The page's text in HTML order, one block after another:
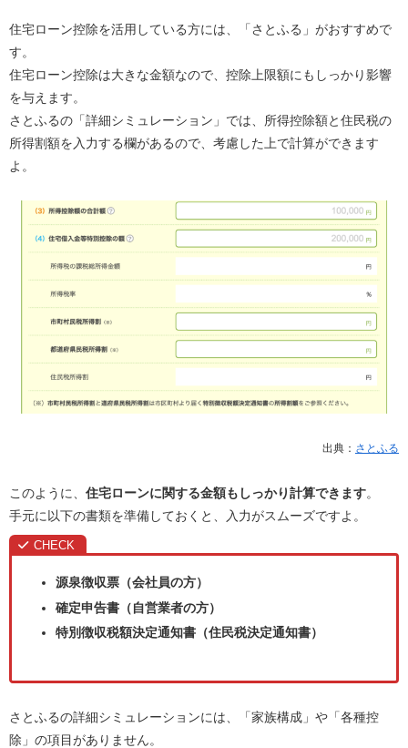
住宅ローン控除を活用している方には、「さとふる」がおすすめで
す。
住宅ローン控除は大きな金額なので、控除上限額にもしっかり影響
を与えます。
さとふるの「詳細シミュレーション」では、所得控除額と住民税の
所得割額を入力する欄があるので、考慮した上で計算ができます
よ。
出典： さとふる
このように、 住宅ローンに関する金額もしっかり計算できます。
手元に以下の書類を準備しておくと、入力がスムーズですよ。
源泉徴収票（会社員の方）
確定申告書（自営業者の方）
特別徴収税額決定通知書（住民税決定通知書）
さとふるの詳細シミュレーションには、「家族構成」や「各種控
除」の項目がありません。